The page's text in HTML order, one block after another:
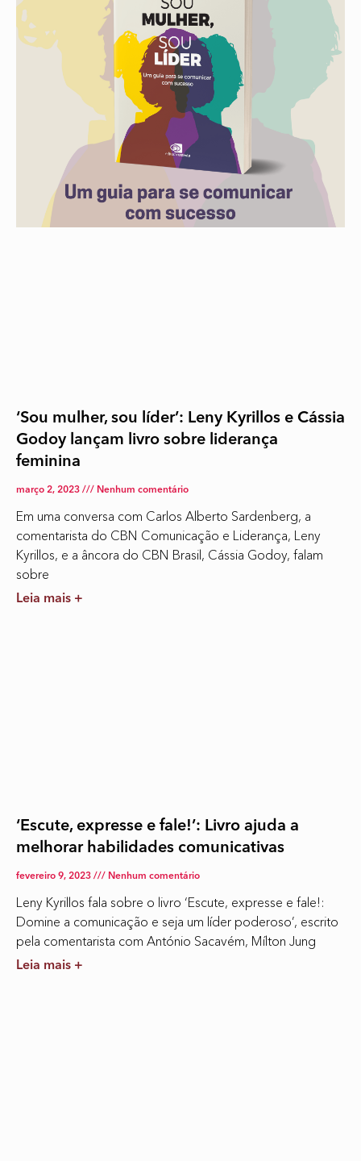
‘Sou mulher, sou líder’: Leny Kyrillos e Cássia
Godoy lançam livro sobre liderança
feminina
março 2, 2023 Nenhum comentário
Em uma conversa com Carlos Alberto Sardenberg, a
comentarista do CBN Comunicação e Liderança, Leny
Kyrillos, e a âncora do CBN Brasil, Cássia Godoy, falam
sobre
Leia mais +
‘Escute, expresse e fale!’: Livro ajuda a
melhorar habilidades comunicativas
fevereiro 9, 2023 Nenhum comentário
Leny Kyrillos fala sobre o livro ‘Escute, expresse e fale!:
Domine a comunicação e seja um líder poderoso’, escrito
pela comentarista com António Sacavém, Mílton Jung
Leia mais +